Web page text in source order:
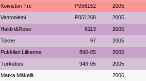
Koiviston Tre P056152 2005
Ventoniemi P051268 2005
Haldin&Rose 6113 2005
Tokee 97 2005
Pukkilan Liikenne 890-05 2005
Turkubus 943-05 2005
Matka Mäkelä 2006